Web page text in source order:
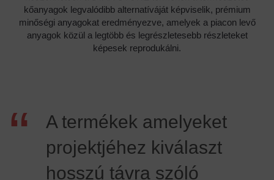
kőanyagok legvalódibb alternatíváját képviselik, prémium
minőségi anyagokat eredményezve, amelyek a piacon levő
anyagok közül a legtöbb és legrészletesebb részleteket
képesek reprodukálni.
“
A termékek amelyeket
projektjéhez kiválaszt
hosszú távra szóló